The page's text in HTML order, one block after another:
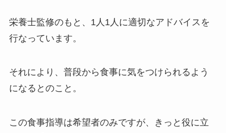
栄養士監修のもと、1人1人に適切なアドバイスを
行なっています。
それにより、普段から食事に気をつけられるよう
になるとのこと。
この食事指導は希望者のみですが、きっと役に立